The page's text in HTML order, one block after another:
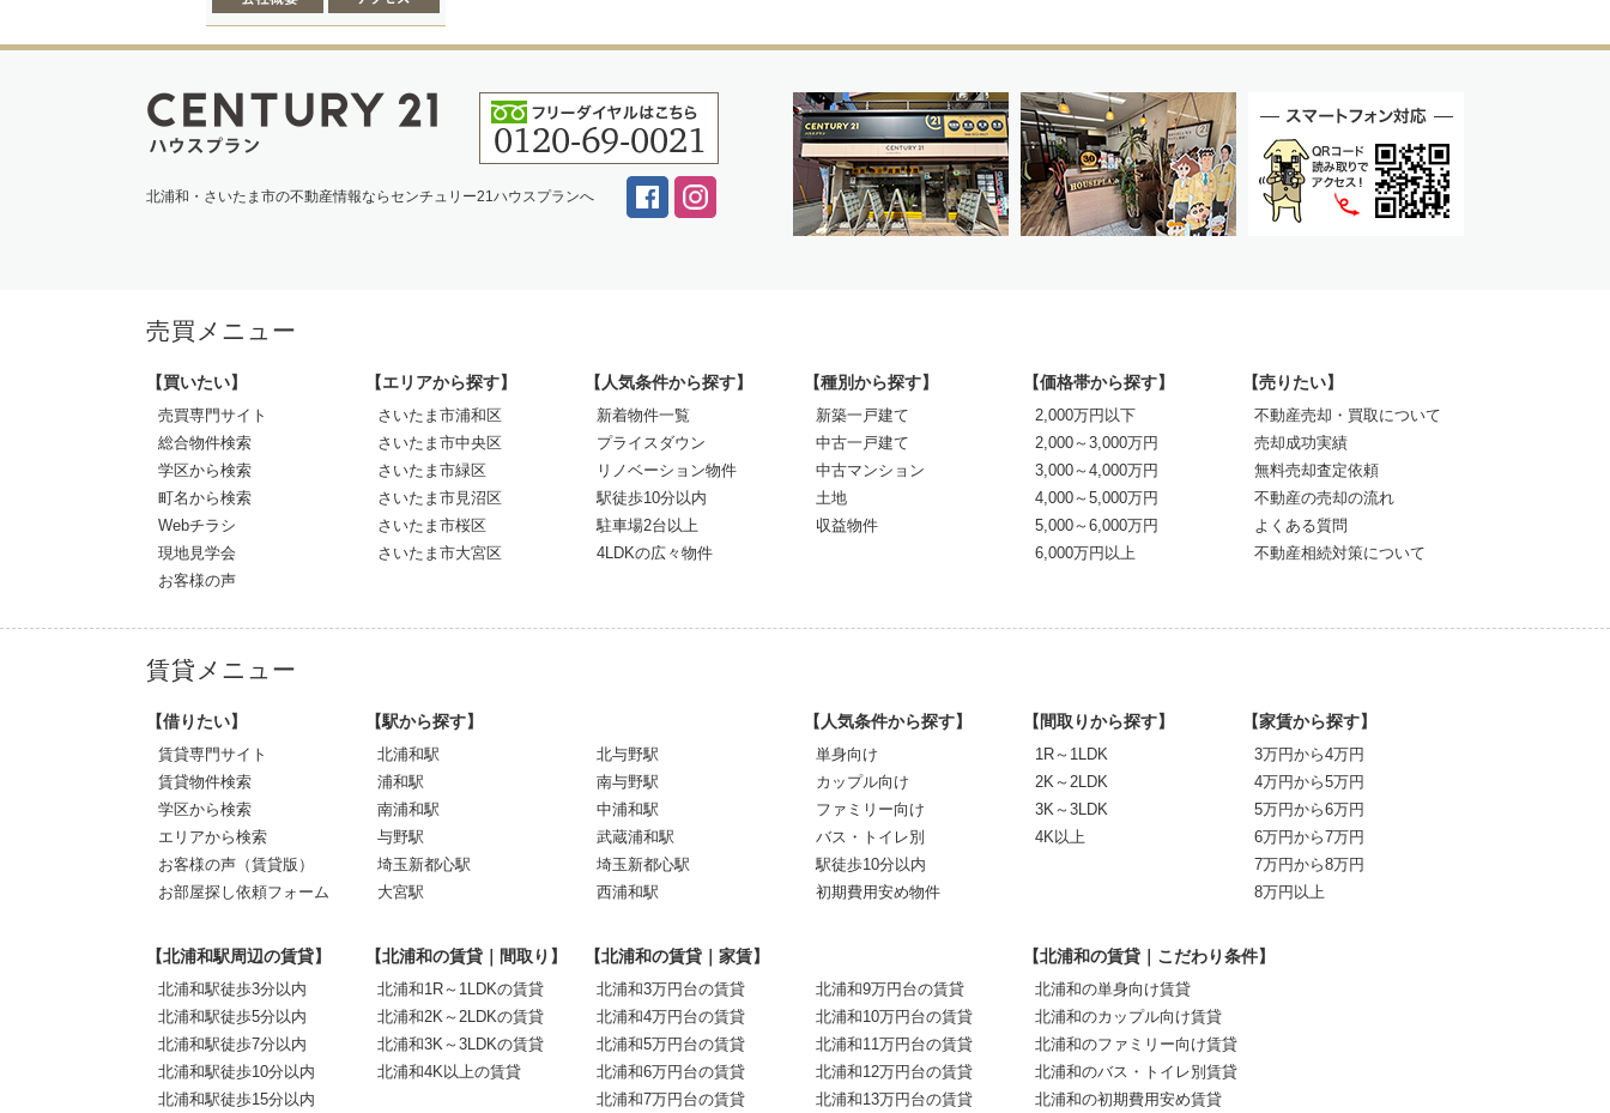
北浦和・さいたま市の不動産情報ならセンチュリー21ハウスプランへ
売買メニュー
【買いたい】
売買専門サイト
総合物件検索
学区から検索
町名から検索
Webチラシ
現地見学会
お客様の声
【エリアから探す】
さいたま市浦和区
さいたま市中央区
さいたま市緑区
さいたま市見沼区
さいたま市桜区
さいたま市大宮区
【人気条件から探す】
新着物件一覧
プライスダウン
リノベーション物件
駅徒歩10分以内
駐車場2台以上
4LDKの広々物件
【種別から探す】
新築一戸建て
中古一戸建て
中古マンション
土地
収益物件
【価格帯から探す】
2,000万円以下
2,000～3,000万円
3,000～4,000万円
4,000～5,000万円
5,000～6,000万円
6,000万円以上
【売りたい】
不動産売却・買取について
売却成功実績
無料売却査定依頼
不動産の売却の流れ
よくある質問
不動産相続対策について
賃貸メニュー
【借りたい】
賃貸専門サイト
賃貸物件検索
学区から検索
エリアから検索
お客様の声（賃貸版）
お部屋探し依頼フォーム
【駅から探す】
北浦和駅
浦和駅
南浦和駅
与野駅
埼玉新都心駅
大宮駅
北与野駅
南与野駅
中浦和駅
武蔵浦和駅
埼玉新都心駅
西浦和駅
【人気条件から探す】
単身向け
カップル向け
ファミリー向け
バス・トイレ別
駅徒歩10分以内
初期費用安め物件
【間取りから探す】
1R～1LDK
2K～2LDK
3K～3LDK
4K以上
【家賃から探す】
3万円から4万円
4万円から5万円
5万円から6万円
6万円から7万円
7万円から8万円
8万円以上
【北浦和駅周辺の賃貸】
北浦和駅徒歩3分以内
北浦和駅徒歩5分以内
北浦和駅徒歩7分以内
北浦和駅徒歩10分以内
北浦和駅徒歩15分以内
【北浦和の賃貸｜間取り】
北浦和1R～1LDKの賃貸
北浦和2K～2LDKの賃貸
北浦和3K～3LDKの賃貸
北浦和4K以上の賃貸
【北浦和の賃貸｜家賃】
北浦和3万円台の賃貸
北浦和4万円台の賃貸
北浦和5万円台の賃貸
北浦和6万円台の賃貸
北浦和7万円台の賃貸
北浦和9万円台の賃貸
北浦和10万円台の賃貸
北浦和11万円台の賃貸
北浦和12万円台の賃貸
北浦和13万円台の賃貸
【北浦和の賃貸｜こだわり条件】
北浦和の単身向け賃貸
北浦和のカップル向け賃貸
北浦和のファミリー向け賃貸
北浦和のバス・トイレ別賃貸
北浦和の初期費用安め賃貸